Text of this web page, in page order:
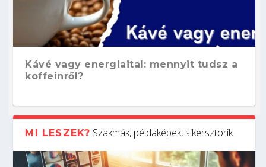
Kávé vagy energiaital: mennyit tudsz a
koffeinről?
MI LESZEK? Szakmák, példaképek, sikersztorik